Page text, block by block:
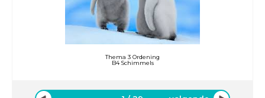
Thema 3 Ordening
B4 Schimmels